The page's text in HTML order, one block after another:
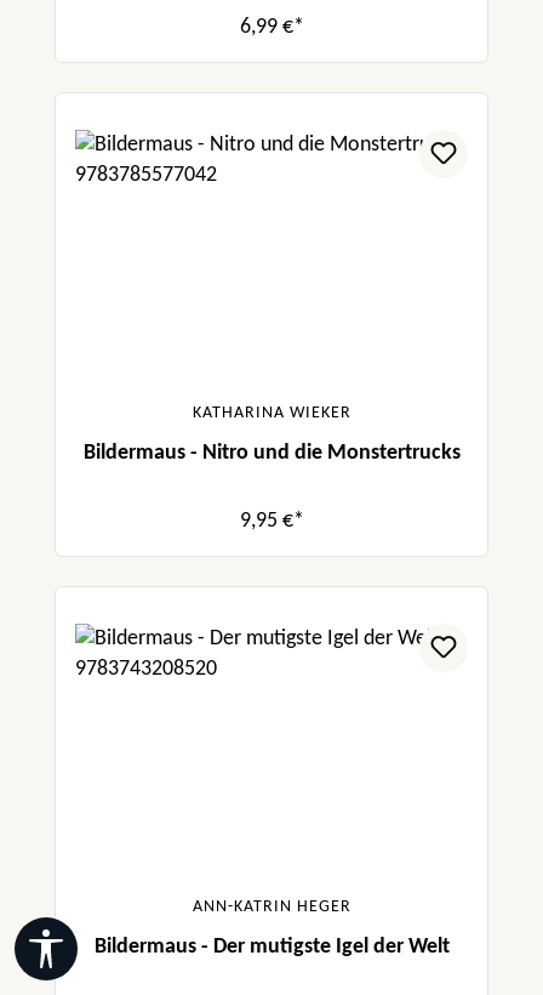
6,99 €*
KATHARINA WIEKER
Bildermaus - Nitro und die Monstertrucks
9,95 €*
ANN-KATRIN HEGER
Bildermaus - Der mutigste Igel der Welt
Werkzeugleiste anzeigen